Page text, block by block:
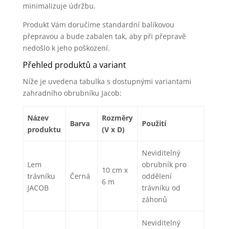
minimalizuje údržbu.
Produkt Vám doručíme standardní balíkovou
přepravou a bude zabalen tak, aby při přepravě
nedošlo k jeho poškození.
Přehled produktů a variant
Níže je uvedena tabulka s dostupnými variantami
zahradního obrubníku Jacob:
Název
produktu
Barva
Rozměry
(V x D)
Použití
Lem
trávníku
JACOB
Černá
10 cm x
6 m
Neviditelný
obrubník pro
oddělení
trávníku od
záhonů
Neviditelný